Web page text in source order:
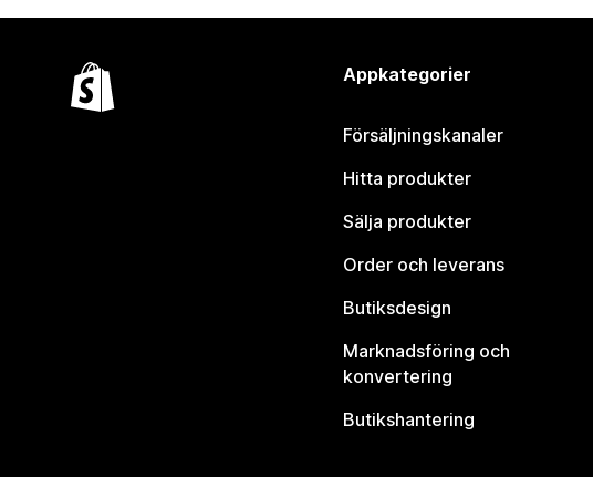
Appkategorier
Försäljningskanaler
Hitta produkter
Sälja produkter
Order och leverans
Butiksdesign
Marknadsföring och
konvertering
Butikshantering